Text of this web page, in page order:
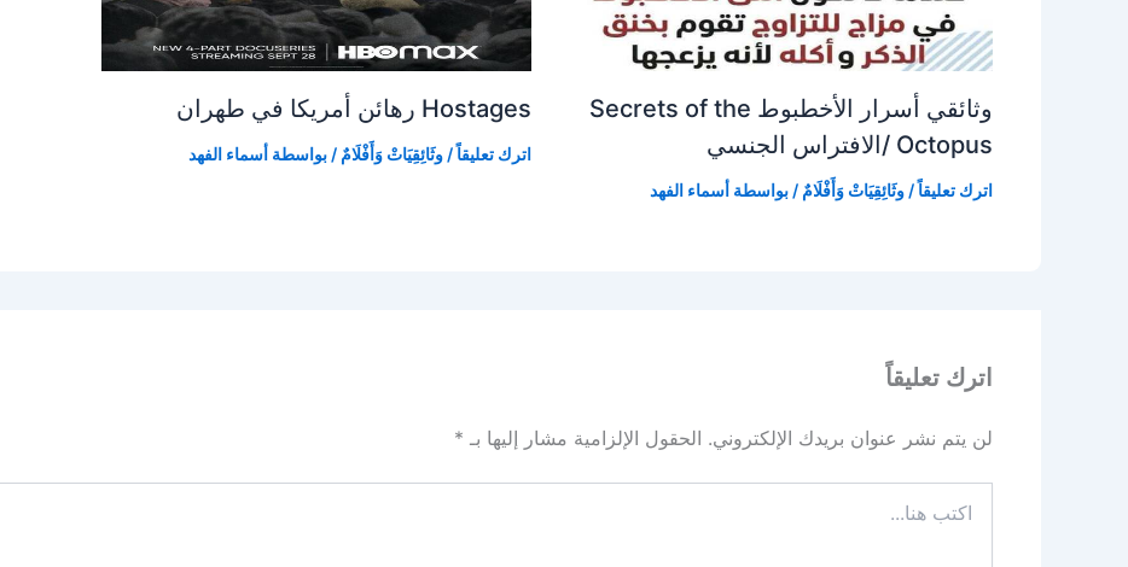
وثائقي أسرار الأخطبوط Secrets of the
Octopus /الافتراس الجنسي
اترك تعليقاً/ وثَائِقِيَاتْ وَأَفْلَامٌ / بواسطة أسماء الفهد
Hostages رهائن أمريكا في طهران
اترك تعليقاً/ وثَائِقِيَاتْ وَأَفْلَامٌ / بواسطة أسماء الفهد
اترك تعليقاً
لن يتم نشر عنوان بريدك الإلكتروني. الحقول الإلزامية مشار إليها بـ *
هنا...